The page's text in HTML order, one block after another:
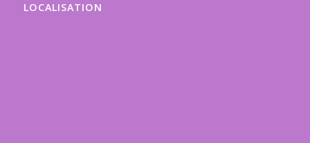
LOCALISATION